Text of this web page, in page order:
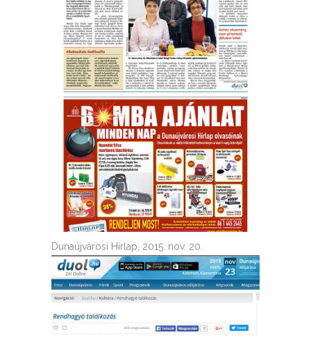
Dunaújvárosi Hírlap, 2015. nov. 20.